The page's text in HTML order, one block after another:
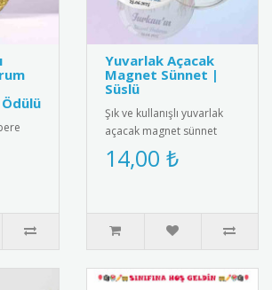
Yuvarlak Açacak
Magnet Sünnet |
Süslü
Şık ve kullanışlı yuvarlak
açacak magnet sünnet
hediyesi. Yüksek kaliteli
mıknatıs ve paslanmaz
14,00 ₺